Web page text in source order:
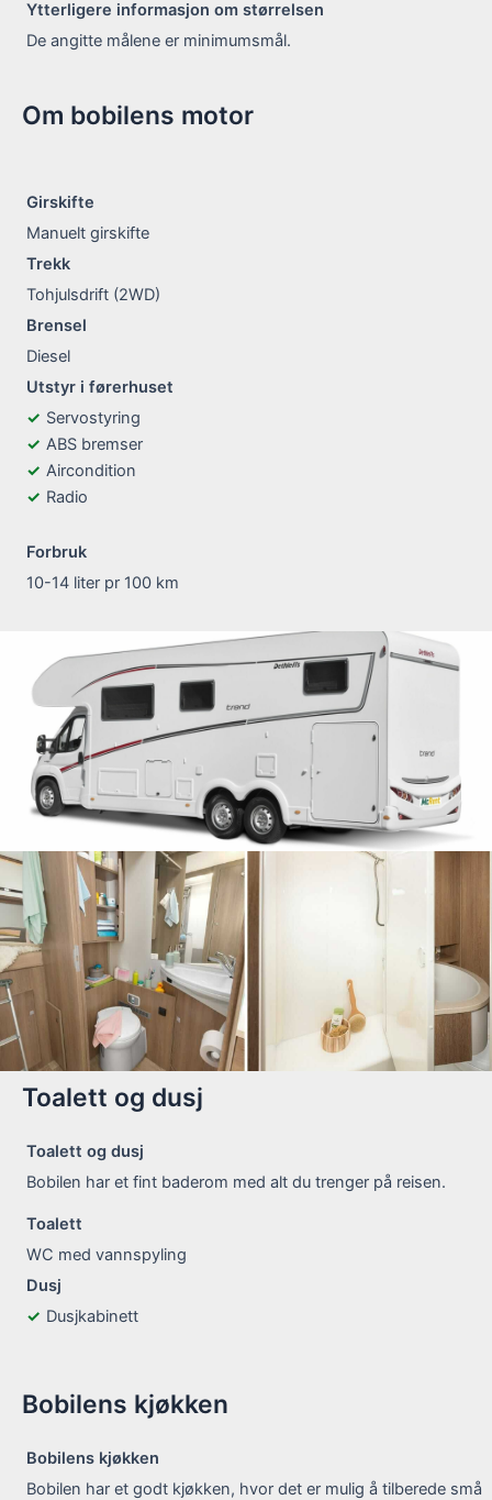
Ytterligere informasjon om størrelsen
De angitte målene er minimumsmål.
Om bobilens motor
Girskifte
Manuelt girskifte
Trekk
Tohjulsdrift (2WD)
Brensel
Diesel
Utstyr i førerhuset
Servostyring
ABS bremser
Aircondition
Radio
Forbruk
10-14 liter pr 100 km
Toalett og dusj
Toalett og dusj
Bobilen har et fint baderom med alt du trenger på reisen.
Toalett
WC med vannspyling
Dusj
Dusjkabinett
Bobilens kjøkken
Bobilens kjøkken
Bobilen har et godt kjøkken, hvor det er mulig å tilberede små